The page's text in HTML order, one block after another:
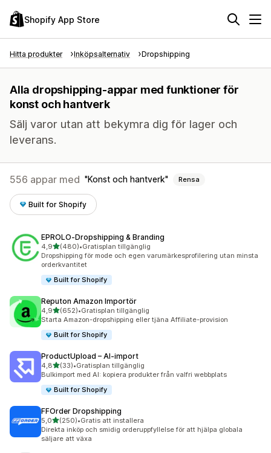
Shopify App Store
Hitta produkter Inköpsalternativ Dropshipping
Alla dropshipping-appar med funktioner för
konst och hantverk
Sälj varor utan att bekymra dig för lager och
leverans.
556 appar med Konst och hantverk Rensa
Built for Shopify
EPROLO‑Dropshipping & Branding
4,9av 5 stjärnor
(480)
480 recensioner totalt
•Gratisplan tillgänglig
Dropshipping för mode och egen varumärkesprofilering utan minsta
orderkvantitet
Built for Shopify
Reputon Amazon Importör
4,9av 5 stjärnor
(652)
652 recensioner totalt
•Gratisplan tillgänglig
Starta Amazon-dropshipping eller tjäna Affiliate-provision
Built for Shopify
ProductUpload – AI‑import
4,8av 5 stjärnor
(33)
33 recensioner totalt
•Gratisplan tillgänglig
Bulkimport med AI: kopiera produkter från valfri webbplats
Built for Shopify
FFOrder Dropshipping
5,0av 5 stjärnor
(250)
250 recensioner totalt
•Gratis att installera
Direkta inköp och smidig orderuppfyllelse för att hjälpa globala
säljare att växa